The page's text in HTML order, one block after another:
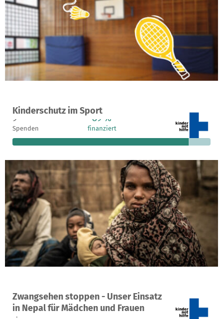
Kinderschutz im Sport
Ein Projekt in Duisburg, Deutschland
9
Spenden
89 %
finanziert fehlen noch
Zwangsehen stoppen - Unser Einsatz
in Nepal für Mädchen und Frauen
Ein Projekt in Duisburg, Deutschland
0
Spenden
0 %
fehlen noch